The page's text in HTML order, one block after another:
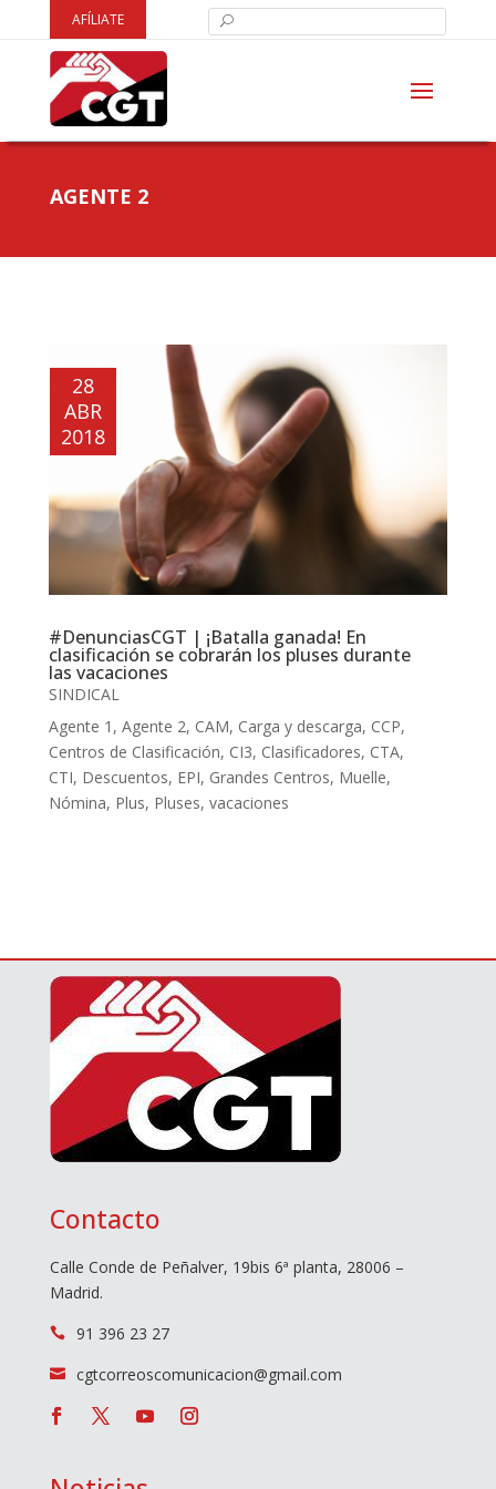
AFÍLIATE
AGENTE 2
#DenunciasCGT | ¡Batalla ganada! En
clasificación se cobrarán los pluses durante
las vacaciones
28
ABR
2018
SINDICAL
Agente 1 , Agente 2, CAM, Carga y descarga, CCP,
Centros de Clasificación, CI3, Clasificadores, CTA,
CTI, Descuentos, EPI, Grandes Centros, Muelle,
Nómina, Plus, Pluses, vacaciones
Contacto
Calle Conde de Peñalver, 19bis 6ª planta, 28006 –
Madrid.
 91 396 23 27
 cgtcorreoscomunicacion@gmail.com